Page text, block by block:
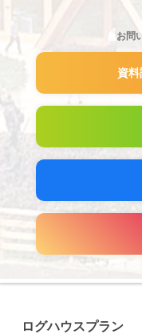
お問
資
ログハウスプラン